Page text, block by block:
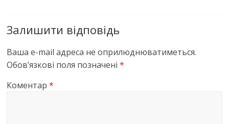
Залишити відповідь
Ваша e-mail адреса не оприлюднюватиметься.
Обов’язкові поля позначені*
Коментар*